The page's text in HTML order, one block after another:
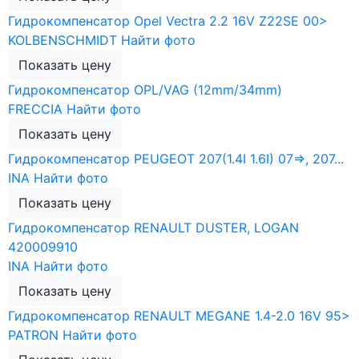
Гидрокомпенсатор Opel Vectra 2.2 16V Z22SE 00>
KOLBENSCHMIDT Найти фото
Показать цену
Гидрокомпенсатор OPL/VAG (12mm/34mm)
FRECCIA Найти фото
Показать цену
Гидрокомпенсатор PEUGEOT 207(1.4I 1.6I) 07=>, 207...
INA Найти фото
Показать цену
Гидрокомпенсатор RENAULT DUSTER, LOGAN
420009910
INA Найти фото
Показать цену
Гидрокомпенсатор RENAULT MEGANE 1.4-2.0 16V 95>
PATRON Найти фото